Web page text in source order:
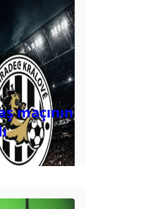
maçının